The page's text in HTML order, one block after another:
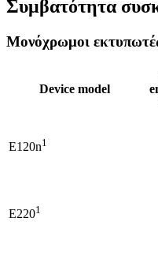
Συμβατότητα
Μονόχρωμοι
Device model
E120n1
E2201